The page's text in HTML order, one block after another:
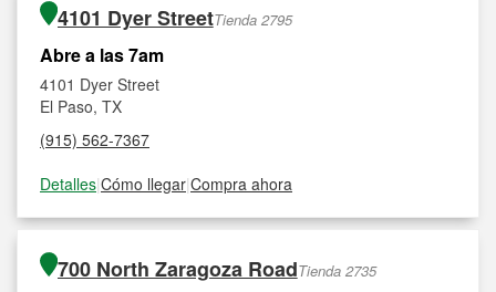
4101 Dyer StreetTienda 2795
Abre a las 7am
4101 Dyer Street
El Paso, TX
(915) 562-7367
Detalles|Cómo llegar|Compra ahora
700 North Zaragoza RoadTienda 2735